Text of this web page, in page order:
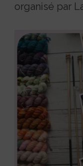
organisé par